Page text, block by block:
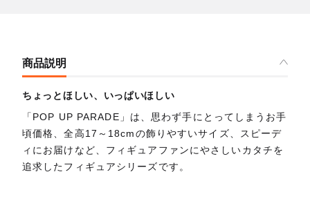
商品説明
ちょっとほしい、いっぱいほしい
「POP UP PARADE」は、思わず手にとってしまうお手
頃価格、全高17～18cmの飾りやすいサイズ、スピーデ
ィにお届けなど、フィギュアファンにやさしいカタチを
追求したフィギュアシリーズです。